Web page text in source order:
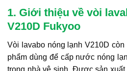
1. Giới thiệu về vòi
V210D Fukyoo
Vòi lavabo nóng lạnh V210D
phẩm dùng để cấp nước nóng